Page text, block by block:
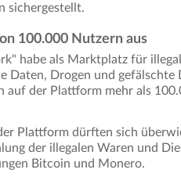
sichergestellt.
100.000 Nutzern aus
habe als Marktplatz für
Daten, Drogen und
auf der Plattform mehr als
Plattform dürften sich
der illegalen Waren und
Bitcoin und Monero.